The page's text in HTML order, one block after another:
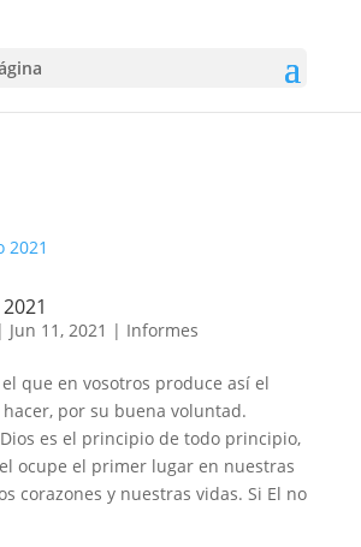
| Jun 11, 2021 | Informes
que en vosotros produce así el
por su buena voluntad.
es el principio de todo principio,
ocupe el primer lugar en nuestras
corazones y nuestras vidas. Si El no